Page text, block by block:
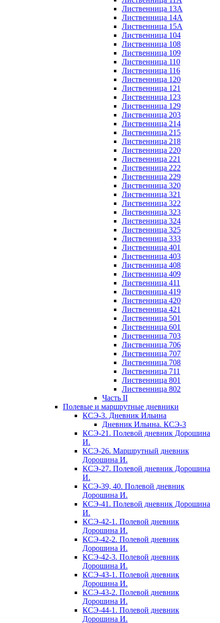
Лиственница 13А
Лиственница 14А
Лиственница 15А
Лиственница 104
Лиственница 108
Лиственница 109
Лиственница 110
Лиственница 116
Лиственница 120
Лиственница 121
Лиственница 123
Лиственница 129
Лиственница 203
Лиственница 214
Лиственница 215
Лиственница 218
Лиственница 220
Лиственница 221
Лиственница 222
Лиственница 229
Лиственница 320
Лиственница 321
Лиственница 322
Лиственница 323
Лиственница 324
Лиственница 325
Лиственница 333
Лиственница 401
Лиственница 403
Лиственница 408
Лиственница 409
Лиственница 411
Лиственница 419
Лиственница 420
Лиственница 421
Лиственница 501
Лиственница 601
Лиственница 703
Лиственница 706
Лиственница 707
Лиственница 708
Лиственница 711
Лиственница 801
Лиственница 802
Часть II
Полевые и маршрутные дневники
КСЭ-3. Дневник Ильина
Дневник Ильина. КСЭ-3
КСЭ-21. Полевой дневник Дорошина
И.
КСЭ-26. Маршрутный дневник
Дорошина И.
КСЭ-27. Полевой дневник Дорошина
И.
КСЭ-39, 40. Полевой дневник
Дорошина И.
КСЭ-41. Полевой дневник Дорошина
И.
КСЭ-42-1. Полевой дневник
Дорошина И.
КСЭ-42-2. Полевой дневник
Дорошина И.
КСЭ-42-3. Полевой дневник
Дорошина И.
КСЭ-43-1. Полевой дневник
Дорошина И.
КСЭ-43-2. Полевой дневник
Дорошина И.
КСЭ-44-1. Полевой дневник
Дорошина И.